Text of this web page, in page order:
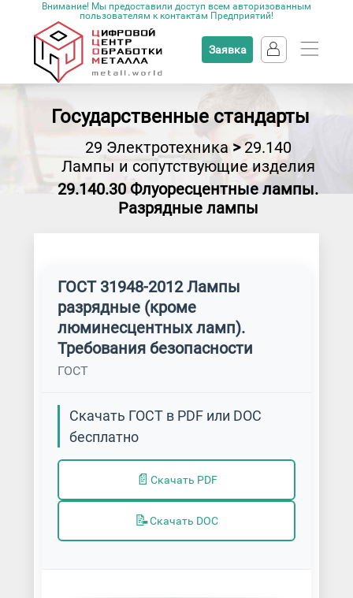
Внимание! Мы предоставили доступ всем авторизованным
пользователям к контактам Предприятий!
Заявка
Государственные стандарты
29 Электротехника>29.140
Лампы и сопутствующие изделия
29.140.30 Флуоресцентные лампы.
Разрядные лампы
ГОСТ 31948-2012 Лампы
разрядные (кроме
люминесцентных ламп).
Требования безопасности
ГОСТ
Скачать ГОСТ в PDF или DOC
бесплатно
📄 Скачать PDF
📝Скачать DOC